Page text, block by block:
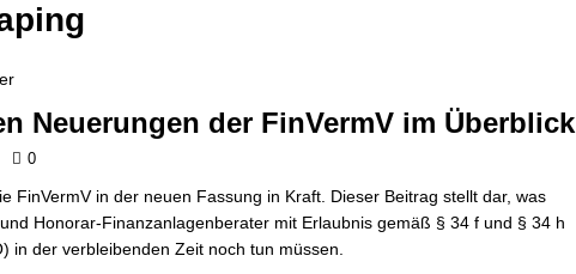
Neuerungen der FinVermV im Überblick
0
FinVermV in der neuen Fassung in Kraft. Dieser Beitrag stellt dar, was
Honorar-Finanzanlagenberater mit Erlaubnis gemäß § 34 f und § 34 h
in der verbleibenden Zeit noch tun müssen.